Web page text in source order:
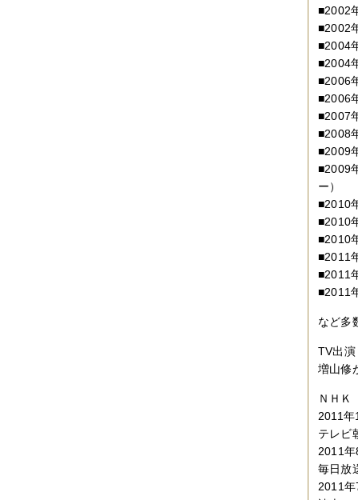
■2002
■2002
■2004
■2004
■2006
■2006
■2007
■2008
■2009
■2009
ー）
■2010
■2010
■2010
■2011
■2011
■2011
など多
TV出演
増山修
ＮＨＫ
2011
テレビ
2011
毎日放
2011